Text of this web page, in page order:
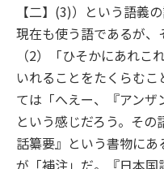
【二】(3)）という語義
現在も使う語であるが
（2）「ひそかにあれこ
いれることをたくらむ
ては「へえー、『アンザ
という感じだろう。そ
話纂要』という書物に
が「補注」だ。『日本